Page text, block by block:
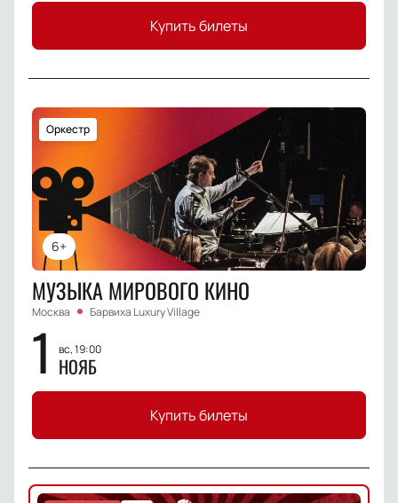
Купить билеты
6+
Оркестр
МУЗЫКА МИРОВОГО КИНО
Москва Барвиха Luxury Village
1 вс, 19:00
НОЯБ
Купить билеты